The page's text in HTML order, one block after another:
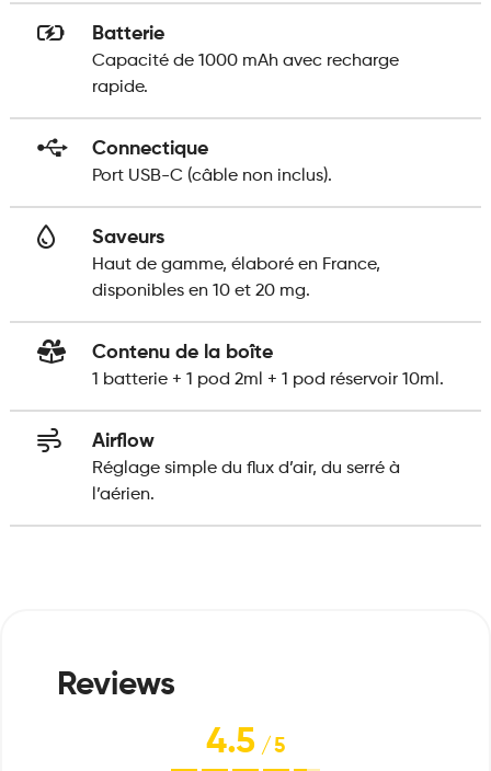
Batterie
Capacité de 1000 mAh avec recharge
rapide.
Connectique
Port USB-C (câble non inclus).
Saveurs
Haut de gamme, élaboré en France,
disponibles en 10 et 20 mg.
Contenu de la boîte
1 batterie + 1 pod 2ml + 1 pod réservoir 10ml.
Airflow
Réglage simple du flux d’air, du serré à
l’aérien.
4.5/5